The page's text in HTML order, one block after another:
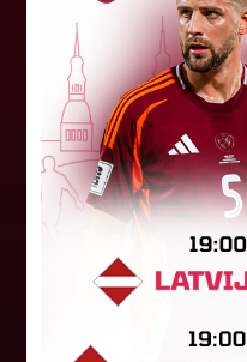
pasvīst
Latvijas čempions
Women" trešdien
kvalifikācijas otrās
pret "HB Køge".